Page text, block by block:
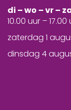
di – wo – vr –
10.00 uur – 17.00
zaterdag 1
dinsdag 4